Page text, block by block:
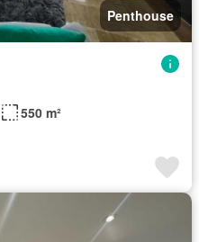
Penthouse
550 m²